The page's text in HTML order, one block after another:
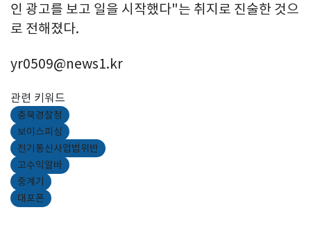
인 광고를 보고 일을 시작했다"는 취지로 진술한 것으
로 전해졌다.
yr0509@news1.kr
관련 키워드
충북경찰청
보이스피싱
전기통신사업법위반
고수익알바
중계기
대포폰